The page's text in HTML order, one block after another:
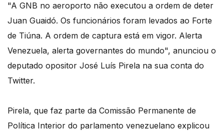
"A GNB no aeroporto não executou a ordem de deter
Juan Guaidó. Os funcionários foram levados ao Forte
de Tiúna. A ordem de captura está em vigor. Alerta
Venezuela, alerta governantes do mundo", anunciou o
deputado opositor José Luís Pirela na sua conta do
Twitter.
Pirela, que faz parte da Comissão Permanente de
Política Interior do parlamento venezuelano explicou